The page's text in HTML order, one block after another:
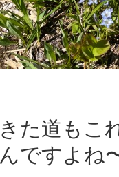
きた道もこ
んですよね